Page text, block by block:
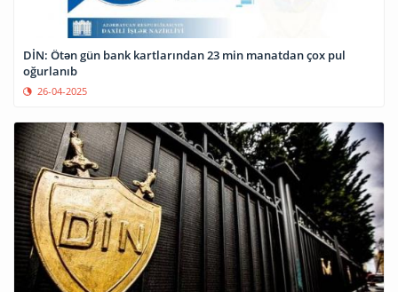
DİN: Ötən gün bank kartlarından 23 min manatdan çox pul
oğurlanıb
26-04-2025